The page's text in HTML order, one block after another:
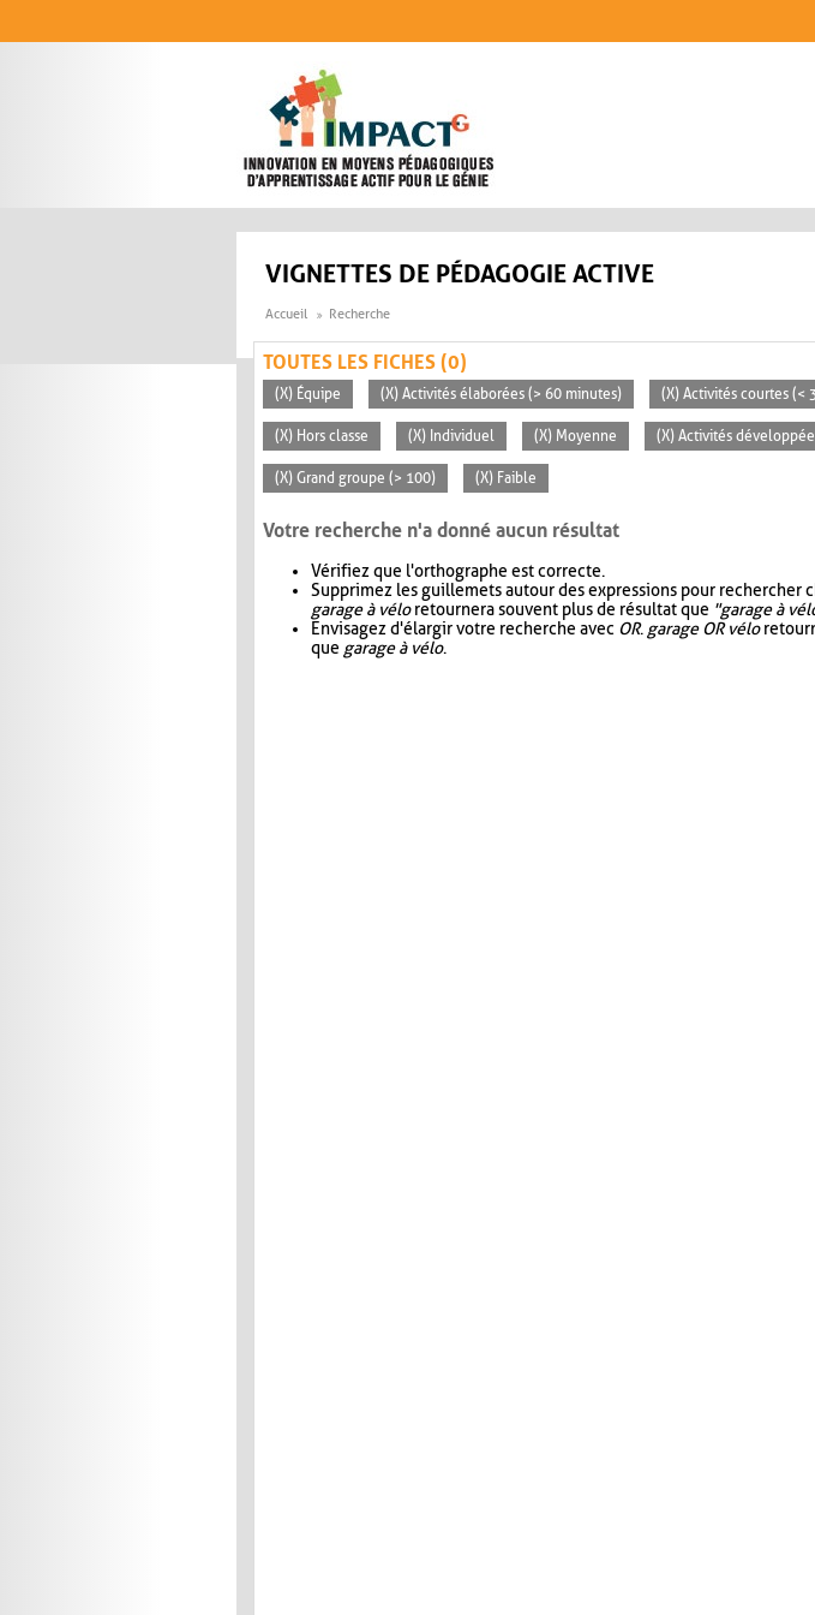
VIGNETTES DE PÉDAGOGIE ACTIVE
Accueil Recherche
TOUTES LES FICHES (0)
(X) Équipe (X) Activités élaborées (> 60 minutes) (X) Activités courtes (<
(X) Hors classe (X) Individuel (X) Moyenne (X) Activités
(X) Grand groupe (> 100) (X) Faible
Votre recherche n'a donné aucun résultat
Vérifiez que l'orthographe est correcte.
Supprimez les guillemets autour des expressions pour rechercher
garage à véloretournera souvent plus de résultat que "garage à
Envisagez d'élargir votre recherche avec OR. garage OR vélo
que garage à vélo.